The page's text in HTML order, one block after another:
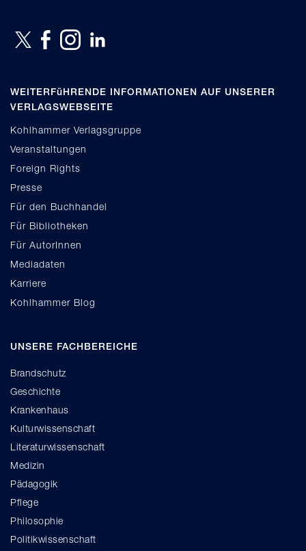
WEITERFüHRENDE INFORMATIONEN AUF UNSERER
VERLAGSWEBSEITE
Kohlhammer Verlagsgruppe
Veranstaltungen
Foreign Rights
Presse
Für den Buchhandel
Für Bibliotheken
Für AutorInnen
Mediadaten
Karriere
Kohlhammer Blog
UNSERE FACHBEREICHE
Brandschutz
Geschichte
Krankenhaus
Kulturwissenschaft
Literaturwissenschaft
Medizin
Pädagogik
Pflege
Philosophie
Politikwissenschaft